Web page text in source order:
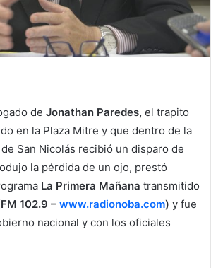
de Jonathan Paredes, el trapito
en la Plaza Mitre y que dentro de la
San Nicolás recibió un disparo de
la pérdida de un ojo, prestó
La Primera Mañana transmitido
102.9 – www.radionoba.com) y fue
nacional y con los oficiales